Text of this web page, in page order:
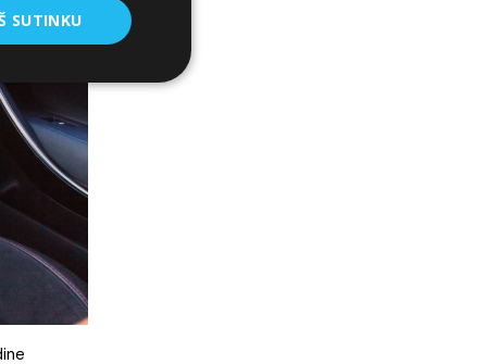
SUTINKU